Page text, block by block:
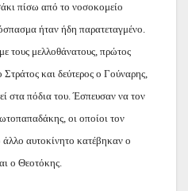
πίσω από το νοσοκομείο
ήταν ήδη παρατεταγμένο.
τους μελλοθάνατους, πρώτος
και δεύτερος ο Γούναρης,
στα πόδια του. Έσπευσαν να τον
οι οποίοι τον
αυτοκίνητο κατέβηκαν ο
ο Θεοτόκης.